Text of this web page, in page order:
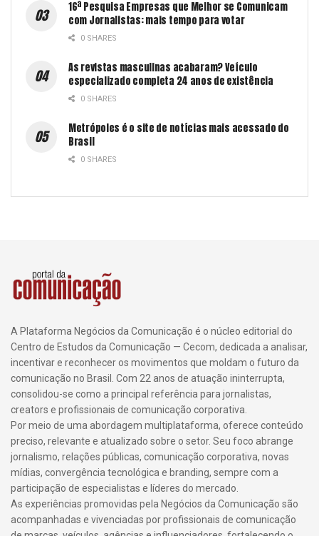
16ª Pesquisa Empresas que Melhor se Comunicam
com Jornalistas: mais tempo para votar
0 SHARES
As revistas masculinas acabaram? Veículo
especializado completa 24 anos de existência
0 SHARES
Metrópoles é o site de notícias mais acessado do
Brasil
0 SHARES
A Plataforma Negócios da Comunicação é o núcleo editorial do
Centro de Estudos da Comunicação — Cecom, dedicada a analisar,
incentivar e reconhecer os movimentos que moldam o futuro da
comunicação no Brasil. Com 22 anos de atuação ininterrupta,
consolidou-se como a principal referência para jornalistas,
creators e profissionais de comunicação corporativa.
Por meio de uma abordagem multiplataforma, oferece conteúdo
preciso, relevante e atualizado sobre o setor. Seu foco abrange
jornalismo, relações públicas, comunicação corporativa, novas
mídias, convergência tecnológica e branding, sempre com a
participação de especialistas e líderes do mercado.
As experiências promovidas pela Negócios da Comunicação são
acompanhadas e vivenciadas por profissionais de comunicação